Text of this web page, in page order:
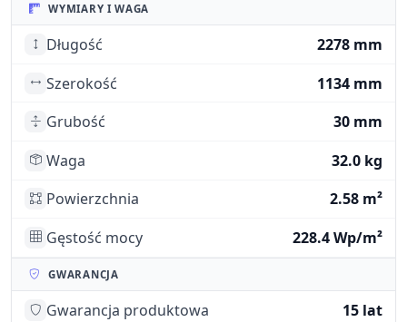
WYMIARY I WAGA
Długość
2278 mm
Szerokość
1134 mm
Grubość
30 mm
Waga
32.0 kg
Powierzchnia
2.58 m²
Gęstość mocy
228.4 Wp/m²
GWARANCJA
Gwarancja produktowa
15 lat